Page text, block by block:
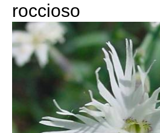
roccioso